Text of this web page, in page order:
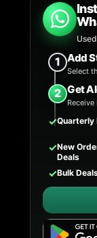
1 Add
Select
2 Get
✓Quarterly
✓New
Deals
✓Bulk